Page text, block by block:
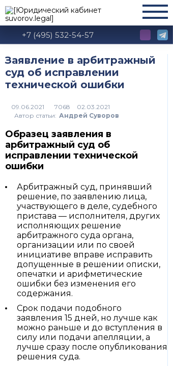
+7 (495) 532-54-57
Заявление в арбитражный
суд об исправлении
технической ошибки
7068
Автор статьи: Андрей Суворов
Образец заявления в
арбитражный суд об
исправлении технической
ошибки
Арбитражный суд, принявший
решение, по заявлению лица,
участвующего в деле, судебного
пристава — исполнителя, других
исполняющих решение
арбитражного суда органа,
организации или по своей
инициативе вправе исправить
допущенные в решении описки,
опечатки и арифметические
ошибки без изменения его
содержания.
Срок подачи подобного
заявления 15 дней, но лучше как
можно раньше и до вступления в
силу или подачи апелляции, а
лучше сразу после опубликования
решения суда.